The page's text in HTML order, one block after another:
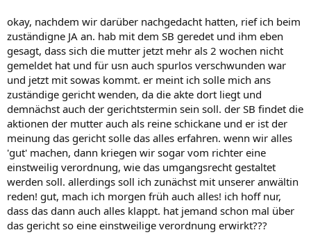
okay, nachdem wir darüber nachgedacht hatten, rief ich beim
zuständigne JA an. hab mit dem SB geredet und ihm eben
gesagt, dass sich die mutter jetzt mehr als 2 wochen nicht
gemeldet hat und für usn auch spurlos verschwunden war
und jetzt mit sowas kommt. er meint ich solle mich ans
zuständige gericht wenden, da die akte dort liegt und
demnächst auch der gerichtstermin sein soll. der SB findet die
aktionen der mutter auch als reine schickane und er ist der
meinung das gericht solle das alles erfahren. wenn wir alles
'gut' machen, dann kriegen wir sogar vom richter eine
einstweilig verordnung, wie das umgangsrecht gestaltet
werden soll. allerdings soll ich zunächst mit unserer anwältin
reden! gut, mach ich morgen früh auch alles! ich hoff nur,
dass das dann auch alles klappt. hat jemand schon mal über
das gericht so eine einstweilige verordnung erwirkt???